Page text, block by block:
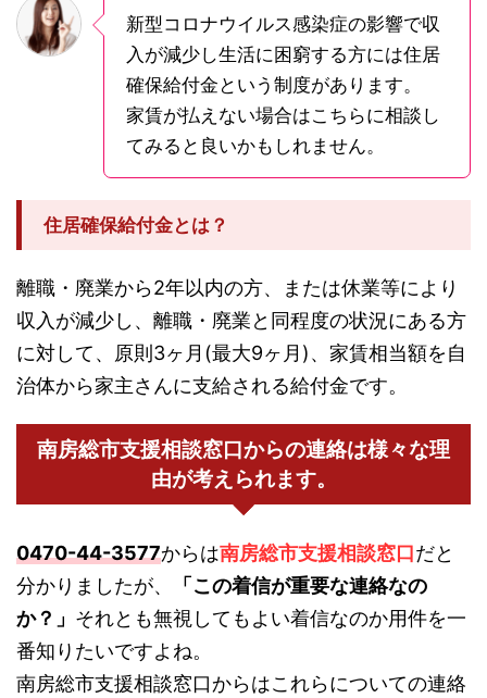
新型コロナウイルス感染症の影響で収
入が減少し生活に困窮する方には住居
確保給付金という制度があります。
家賃が払えない場合はこちらに相談し
てみると良いかもしれません。
住居確保給付金とは？
離職・廃業から2年以内の方、または休業等により
収入が減少し、離職・廃業と同程度の状況にある方
に対して、原則3ヶ月(最大9ヶ月)、家賃相当額を自
治体から家主さんに支給される給付金です。
南房総市支援相談窓口からの連絡は様々な理
由が考えられます。
0470-44-3577からは南房総市支援相談窓口だと
分かりましたが、
「この着信が重要な連絡なの
か？」 それとも無視してもよい着信なのか用件を一
番知りたいですよね。
南房総市支援相談窓口からはこれらについての連絡